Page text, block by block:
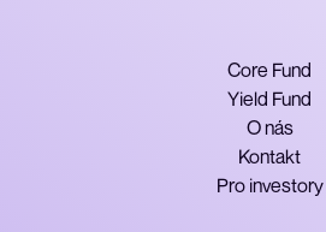
Core Fund
Yield Fund
O nás
Kontakt
Pro investory